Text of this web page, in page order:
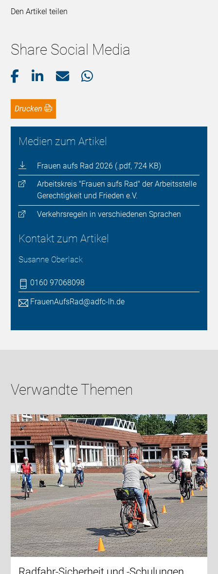
Den Artikel teilen
Share Social Media
Drucken
Medien zum Artikel
Frauen aufs Rad 2026 (.pdf, 724 KB)
Arbeitskreis "Frauen aufs Rad" der Arbeitsstelle
Gerechtigkeit und Frieden e.V.
Verkehrsregeln in verschiedenen Sprachen
Kontakt zum Artikel
Susanne Oberlack
0160 97068098
FrauenAufsRad@adfc-lh.de
Verwandte Themen